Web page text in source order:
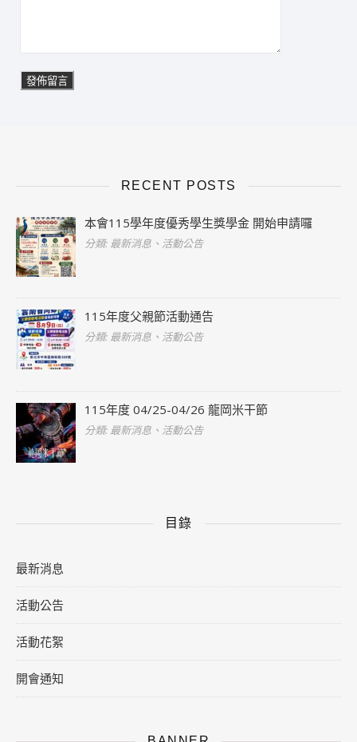
RECENT POSTS
本會115學年度優秀學生獎學金 開始申請囉
分類: 最新消息、活動公告
115年度父親節活動通告
分類: 最新消息、活動公告
115年度 04/25-04/26 龍岡米干節
分類: 最新消息、活動公告
目錄
最新消息
活動公告
活動花絮
開會通知